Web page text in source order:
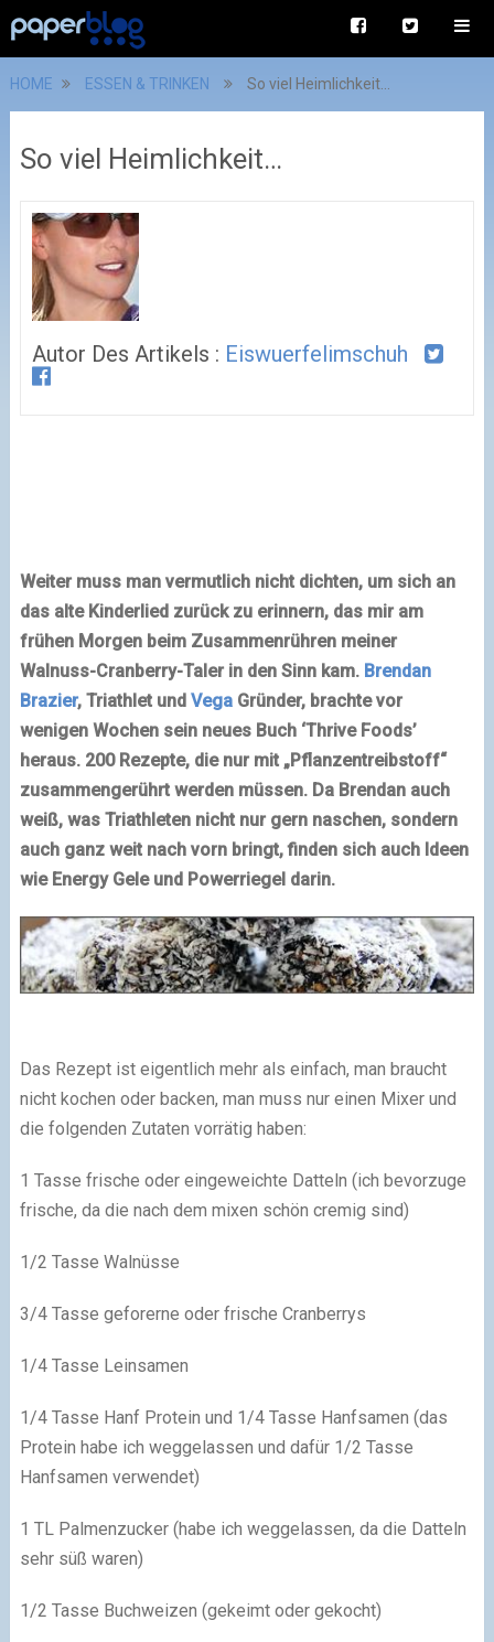
HOME ESSEN & TRINKEN So viel Heimlichkeit…
So viel Heimlichkeit…
Autor Des Artikels : Eiswuerfelimschuh
Weiter muss man vermutlich nicht dichten, um sich an
das alte Kinderlied zurück zu erinnern, das mir am
frühen Morgen beim Zusammenrühren meiner
Walnuss-Cranberry-Taler in den Sinn kam. Brendan
Brazier, Triathlet und VegaGründer, brachte vor
wenigen Wochen sein neues Buch ‘Thrive Foods’
heraus. 200 Rezepte, die nur mit „Pflanzentreibstoff“
zusammengerührt werden müssen. Da Brendan auch
weiß, was Triathleten nicht nur gern naschen, sondern
auch ganz weit nach vorn bringt, finden sich auch Ideen
wie Energy Gele und Powerriegel darin.
Das Rezept ist eigentlich mehr als einfach, man braucht
nicht kochen oder backen, man muss nur einen Mixer und
die folgenden Zutaten vorrätig haben:
1 Tasse frische oder eingeweichte Datteln (ich bevorzuge
frische, da die nach dem mixen schön cremig sind)
1/2 Tasse Walnüsse
3/4 Tasse geforerne oder frische Cranberrys
1/4 Tasse Leinsamen
1/4 Tasse Hanf Protein und 1/4 Tasse Hanfsamen (das
Protein habe ich weggelassen und dafür 1/2 Tasse
Hanfsamen verwendet)
1 TL Palmenzucker (habe ich weggelassen, da die Datteln
sehr süß waren)
1/2 Tasse Buchweizen (gekeimt oder gekocht)